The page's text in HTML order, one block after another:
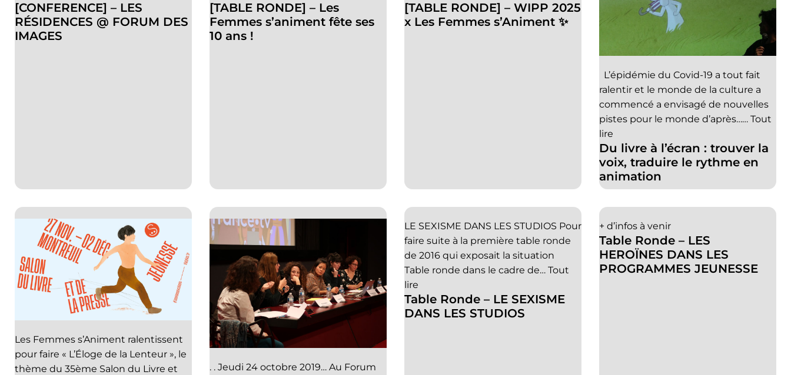
[CONFERENCE] – LES
RÉSIDENCES @ FORUM DES
IMAGES
[TABLE RONDE] – Les
Femmes s’animent fête ses
10 ans !
[TABLE RONDE] – WIPP 2025
x Les Femmes s’Animent ✨
Du livre à l’écran : trouver la
voix, traduire le rythme en
animation
L’épidémie du Covid-19 a tout fait
ralentir et le monde de la culture a
commencé a envisagé de nouvelles
pistes pour le monde d’après…… Tout
lire
Les Femmes s’Animent ralentissent
pour faire « L’Éloge de la Lenteur », le
thème du 35ème Salon du Livre et
. . Jeudi 24 octobre 2019… Au Forum
Table Ronde – LE SEXISME
DANS LES STUDIOS
LE SEXISME DANS LES STUDIOS Pour
faire suite à la première table ronde
de 2016 qui exposait la situation
Table ronde dans le cadre de… Tout
lire
Table Ronde – LES
HEROÏNES DANS LES
PROGRAMMES JEUNESSE
+ d’infos à venir